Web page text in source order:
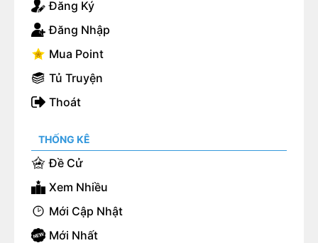
Đăng Ký
Đăng Nhập
Mua Point
Tủ Truyện
Thoát
THỐNG KÊ
Đề Cử
Xem Nhiều
Mới Cập Nhật
Mới Nhất